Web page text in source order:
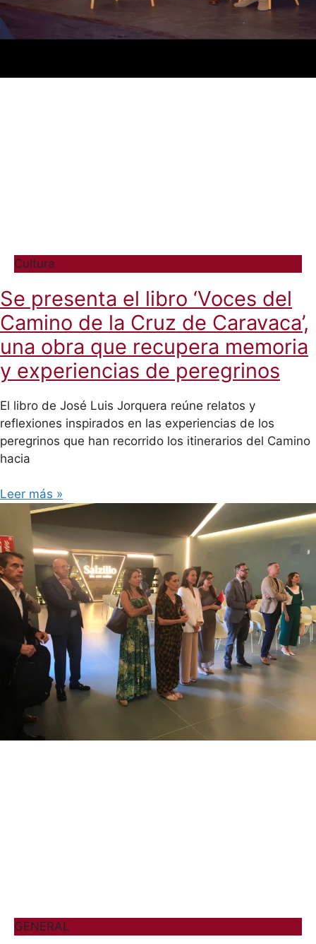
Cultura
Se presenta el libro ‘Voces del
Camino de la Cruz de Caravaca’,
una obra que recupera memoria
y experiencias de peregrinos
El libro de José Luis Jorquera reúne relatos y
reflexiones inspirados en las experiencias de los
peregrinos que han recorrido los itinerarios del Camino
hacia
Leer más »
GENERAL